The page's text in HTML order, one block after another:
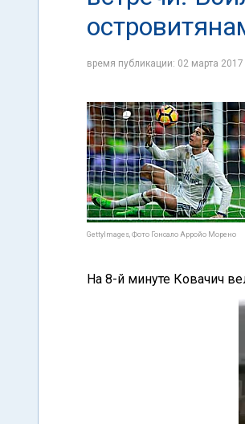
время публикации: 02 марта
GettyImages, Фото Гонсало Арройо Морено
На 8-й минуте Ковачич